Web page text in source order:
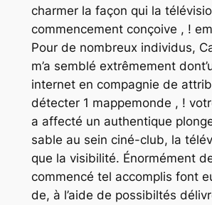
charmer la façon qui la
commencement conçoive , !
Pour de nombreux individus,
m’a semblé extrêmement
internet en compagnie de
détecter 1 mappemonde , !
a affecté un authentique
sable au sein ciné-club, la
que la visibilité. Énormément
commencé tel accomplis font
de, à l’aide de possibiltés